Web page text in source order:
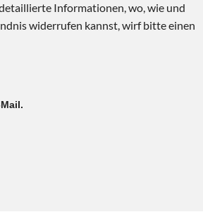
Informationen, wo, wie und
widerrufen kannst, wirf bitte einen